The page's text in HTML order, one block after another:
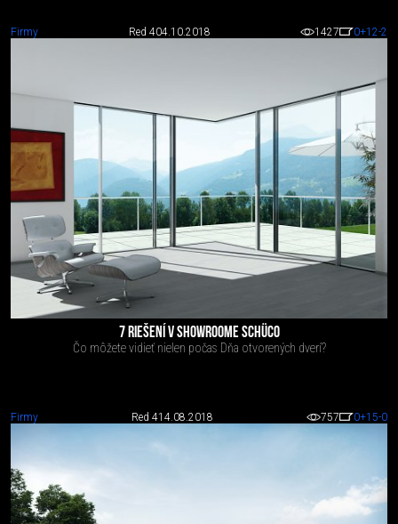
Firmy Red 404.10.2018 1427 0+12-2
7 RIEŠENÍ V SHOWROOME SCHÜCO
Čo môžete vidieť nielen počas Dňa otvorených dverí?
Firmy Red 414.08.2018 757 0+15-0